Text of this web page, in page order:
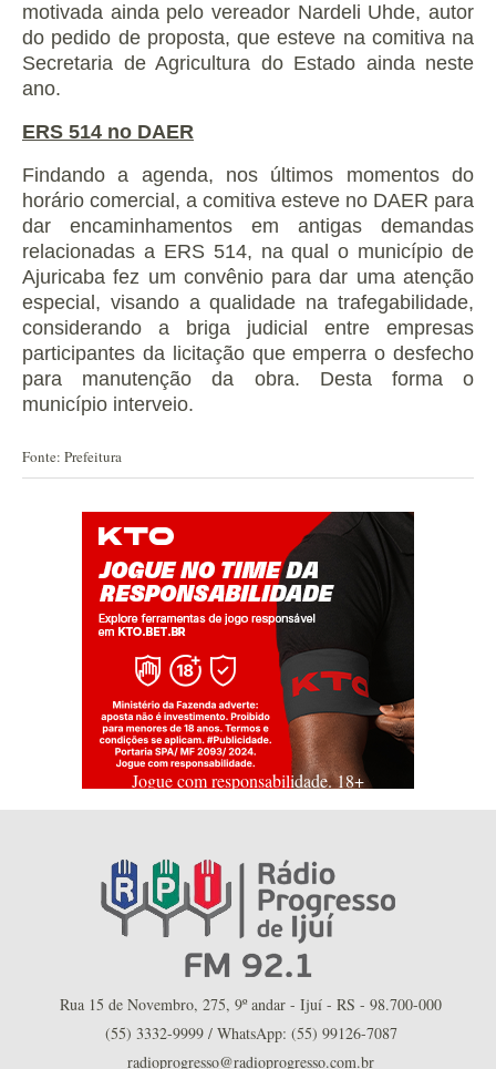
motivada ainda pelo vereador Nardeli Uhde, autor
do pedido de proposta, que esteve na comitiva na
Secretaria de Agricultura do Estado ainda neste
ano.
ERS 514 no DAER
Findando a agenda, nos últimos momentos do
horário comercial, a comitiva esteve no DAER para
dar encaminhamentos em antigas demandas
relacionadas a ERS 514, na qual o município de
Ajuricaba fez um convênio para dar uma atenção
especial, visando a qualidade na trafegabilidade,
considerando a briga judicial entre empresas
participantes da licitação que emperra o desfecho
para manutenção da obra. Desta forma o
município interveio.
Fonte: Prefeitura
Jogue com responsabilidade. 18+
Rua 15 de Novembro, 275, 9º andar - Ijuí - RS - 98.700-000
(55) 3332-9999 / WhatsApp: (55) 99126-7087
radioprogresso@radioprogresso.com.br